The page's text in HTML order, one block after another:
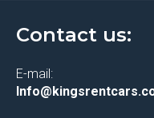
Contact us:
E-mail: